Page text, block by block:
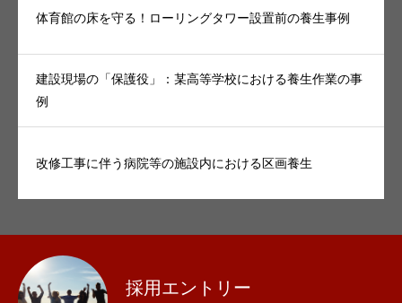
体育館の床を守る！ローリングタワー設置前の養生事例
建設現場の「保護役」：某高等学校における養生作業の事
例
改修工事に伴う病院等の施設内における区画養生
採用エントリー